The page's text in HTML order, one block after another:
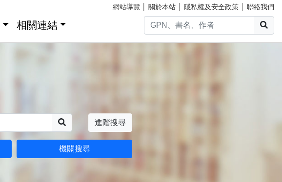
網站導覽 關於本站 隱私權及安全政策 聯絡我們
相關連結
進階搜尋
機關搜尋